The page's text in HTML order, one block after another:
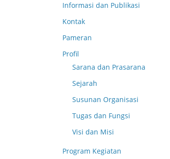
Informasi dan Publikasi
Kontak
Pameran
Profil
Sarana dan Prasarana
Sejarah
Susunan Organisasi
Tugas dan Fungsi
Visi dan Misi
Program Kegiatan